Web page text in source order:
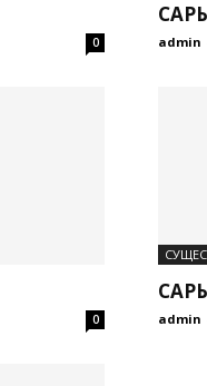
0 admin
0 admin